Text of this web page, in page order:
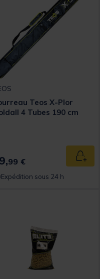
panier
Teos X-Plor
4 Tubes 190 cm
99 €
Expédition sous 24 h